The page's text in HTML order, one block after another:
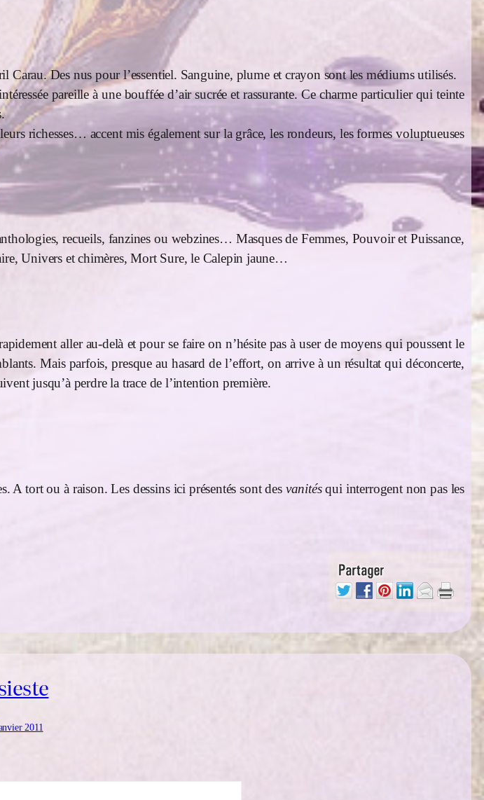
Carau. Des nus pour l’essentiel. Sanguine, plume et crayon sont les médiums utilisés.
pareille à une bouffée d’air sucrée et rassurante. Ce charme particulier qui teinte
richesses… accent mis également sur la grâce, les rondeurs, les formes voluptueuses
recueils, fanzines ou webzines… Masques de Femmes, Pouvoir et Puissance,
Univers et chimères, Mort Sure, le Calepin jaune…
aller au-delà et pour se faire on n’hésite pas à user de moyens qui poussent le
Mais parfois, presque au hasard de l’effort, on arrive à un résultat qui déconcerte,
jusqu’à perdre la trace de l’intention première.
A tort ou à raison. Les dessins ici présentés sont des vanitésqui interrogent non pas les
2011